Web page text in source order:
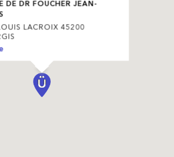
DE DR FOUCHER JEAN-
LACROIX 45200